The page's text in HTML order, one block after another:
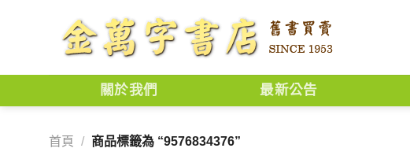
關於我們 最新公告
首頁 / 商品標籤為 “9576834376”